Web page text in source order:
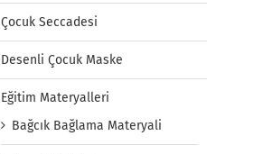
Çocuk Seccadesi
Desenli Çocuk Maske
Eğitim Materyalleri
Bağcık Bağlama Materyali